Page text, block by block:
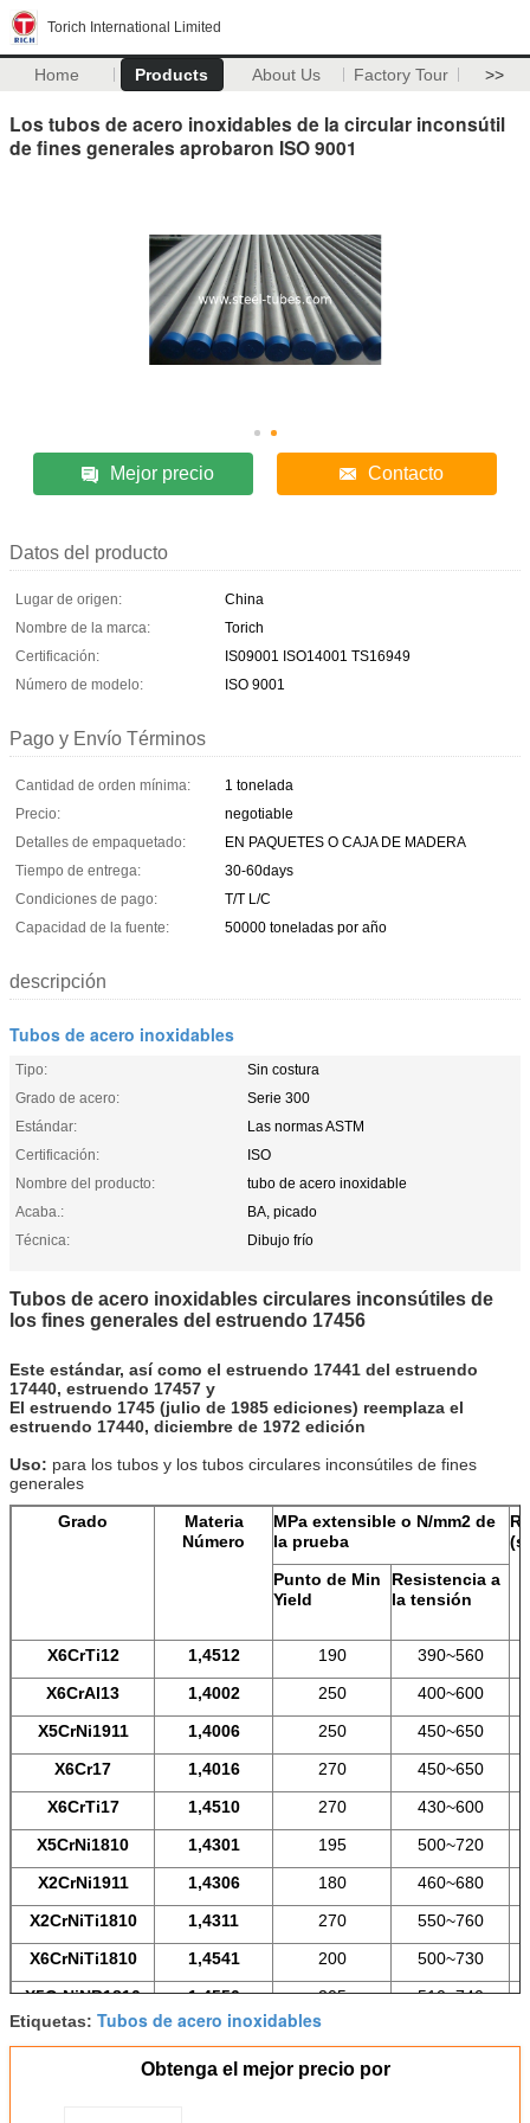
Torich International Limited
Home Products About Us Factory Tour >>
Los tubos de acero inoxidables de la circular inconsútil
de fines generales aprobaron ISO 9001
Mejor precio Contacto
Datos del producto
Lugar de origen:
China
Nombre de la marca:
Torich
Certificación:
IS09001 ISO14001 TS16949
Número de modelo:
ISO 9001
Pago y Envío Términos
Cantidad de orden mínima:
1 tonelada
Precio:
negotiable
Detalles de empaquetado:
EN PAQUETES O CAJA DE MADERA
Tiempo de entrega:
30-60days
Condiciones de pago:
T/T L/C
Capacidad de la fuente:
50000 toneladas por año
descripción
Tubos de acero inoxidables
Tipo:
Sin costura
Grado de acero:
Serie 300
Estándar:
Las normas ASTM
Certificación:
ISO
Nombre del producto:
tubo de acero inoxidable
Acaba.:
BA, picado
Técnica:
Dibujo frío
Tubos de acero inoxidables circulares inconsútiles de
los fines generales del estruendo 17456
Este estándar, así como el estruendo 17441 del estruendo
17440, estruendo 17457 y
El estruendo 1745 (julio de 1985 ediciones) reemplaza el
estruendo 17440, diciembre de 1972 edición
Uso: para los tubos y los tubos circulares inconsútiles de fines
generales
Grado
Materia
Número
MPa extensible o N/mm2 de
la prueba
Punto de Min
Yield
Resistencia a
la tensión
X6CrTi12 1,4512 190
390~560
X6CrAl13
1,4002 250 400~600
X5CrNi1911
1,4006 250
450~650
X6Cr17
1,4016 270
450~650
X6CrTi17
1,4510 270
430~600
X5CrNi1810
1,4301 195
500~720
X2CrNi1911
1,4306 180
460~680
X2CrNiTi1810
1,4311 270
550~760
X6CrNiTi1810
1,4541 200
500~730
X5CrNiNB1810
1,4550 205
510~740
X5CrNiMo17122
X2CrNiMo17132
1,4404 190
Etiquetas: Tubos de acero inoxidables
Obtenga el mejor precio por